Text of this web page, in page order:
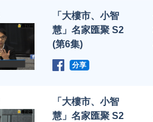
「大樓市、小智
慧」名家匯聚 S2
(第6集)
分享
「大樓市、小智
慧」名家匯聚 S2